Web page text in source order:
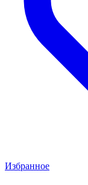
Избранное